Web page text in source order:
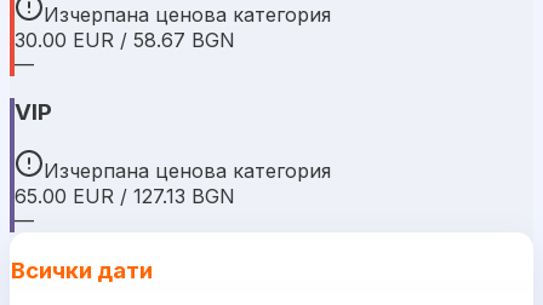
Изчерпана ценова категория
30.00 EUR / 58.67 BGN
—
VIP
Изчерпана ценова категория
65.00 EUR / 127.13 BGN
—
Всички дати